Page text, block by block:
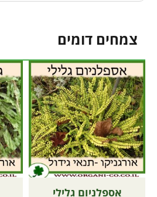
צמחים דומים
אספלניום גלילי